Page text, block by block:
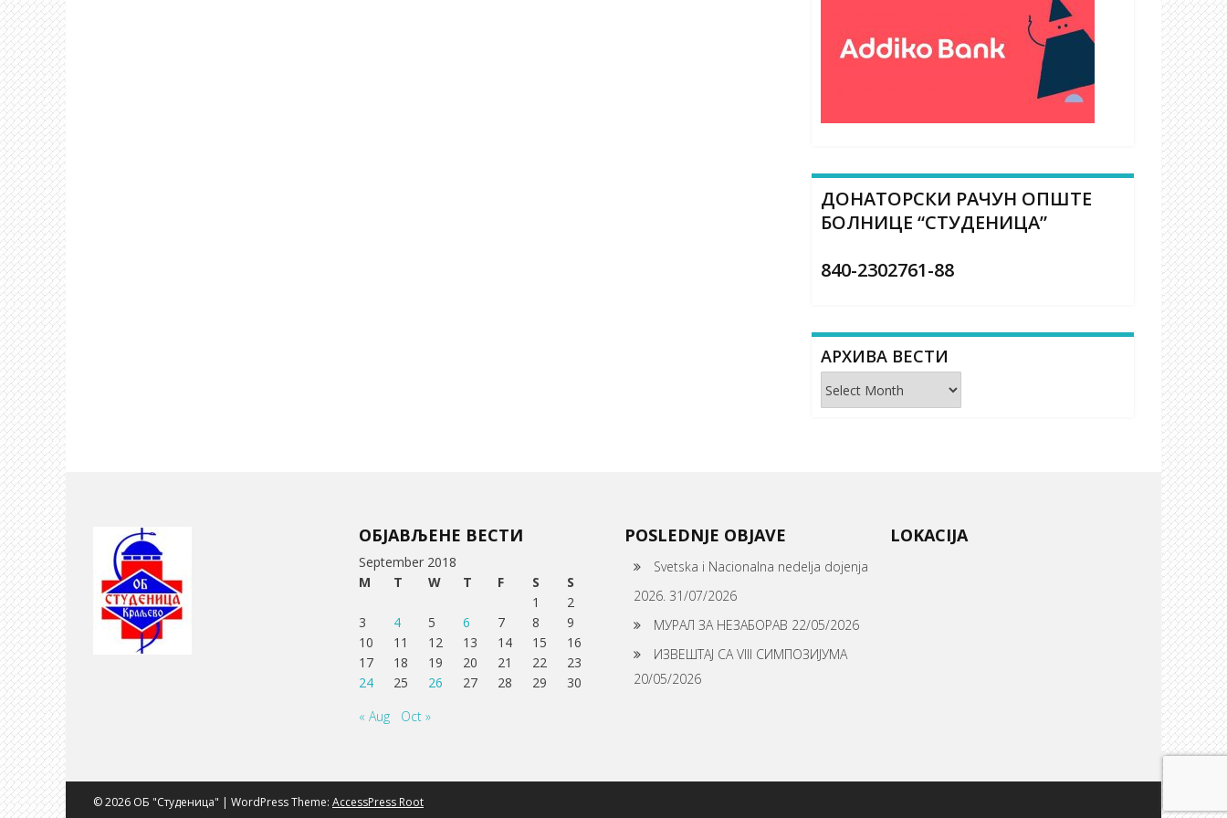
ДОНАТОРСКИ РАЧУН ОПШТЕ
БОЛНИЦЕ “СТУДЕНИЦА”
840-2302761-88
АРХИВА ВЕСТИ
Архива
вести
ОБЈАВЉЕНЕ ВЕСТИ
September 2018
M
T W T F S
S
1
2
3
4 5 6 7 8
9
10
11 12 13 14 15
16
17
18 19 20 21 22
23
24
25 26 27 28 29
30
« Aug
Oct »
POSLEDNJE OBJAVE
Svetska i Nacionalna nedelja dojenja
2026. 31/07/2026
МУРАЛ ЗА НЕЗАБОРАВ 22/05/2026
ИЗВЕШТАЈ СА VIII СИМПОЗИЈУМА
20/05/2026
LOKACIJA
© 2026 ОБ "Студеница" | WordPress Theme: AccessPress Root